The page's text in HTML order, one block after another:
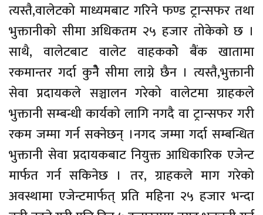
त्यस्तै,वालेटको माध्यमबाट गरिने फण्ड ट्रान्सफर तथा
भुक्तानीको सीमा अधिकतम २५ हजार तोकेको छ ।
साथै, वालेटबाट वालेट वाहककोे बैंक खातामा
रकमान्तर गर्दा कुनैे सीमा लाग्ने छैन । त्यस्तै,भुक्तानी
सेवा प्रदायकले सञ्चालन गरेको वालेटमा ग्राहकले
भुक्तानी सम्बन्धी कार्यको लागि नगदै वा ट्रान्सफर गरी
रकम जम्मा गर्न सक्नेछन् ।नगद जम्मा गर्दा सम्बन्धित
भुक्तानी सेवा प्रदायकबाट नियुक्त आधिकारिक एजेन्ट
मार्फत गर्न सकिनेछ । तर, ग्राहकले माग गरेको
अवस्थामा एजेन्टमार्फत् प्रति महिना २५ हजार भन्दा